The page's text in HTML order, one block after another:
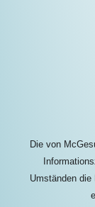
Die von
Umständen die